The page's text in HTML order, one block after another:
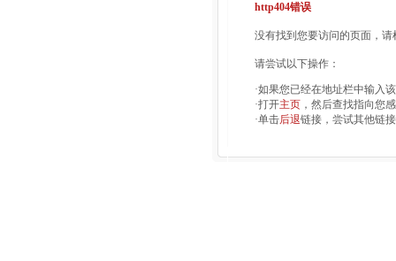
http404错误
没有找到您要访问的页面，
请尝试以下操作：
·如果您已经在地址栏中输入
·打开主页 ，然后查找指向您
·单击后退链接，尝试其他链